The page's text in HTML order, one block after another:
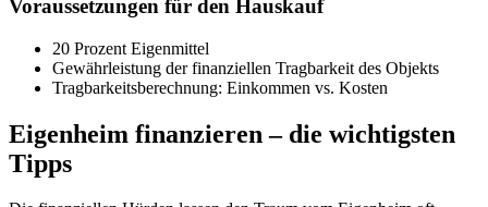
Voraussetzungen für den Hauskauf
20 Prozent Eigenmittel
Gewährleistung der finanziellen Tragbarkeit des Objekts
Tragbarkeitsberechnung: Einkommen vs. Kosten
Eigenheim finanzieren – die wichtigsten
Tipps